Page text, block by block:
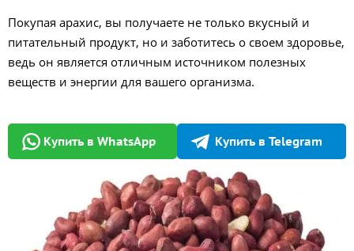
Покупая арахис, вы получаете не только вкусный и
питательный продукт, но и заботитесь о своем здоровье,
ведь он является отличным источником полезных
веществ и энергии для вашего организма.
Купить в WhatsApp Купить в Telegram